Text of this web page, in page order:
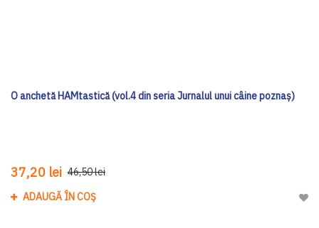
O anchetă HAMtastică (vol.4 din seria Jurnalul unui câine poznaș)
37,20 lei 46,50 lei
ADAUGĂ ÎN COȘ